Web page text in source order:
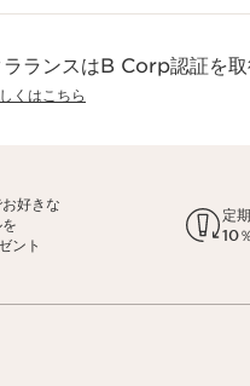
ラランスはB Corp認証を取
くはこちら
好きな
ント
定
10